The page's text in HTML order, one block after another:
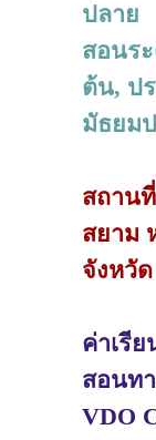
ปลาย
สอนร
ต้น, ป
มัธยม
สถาน
สยาม
จังหวั
ค่าเรีย
สอนท
VDO